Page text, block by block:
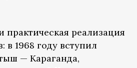
практическая реализация
в 1968 году вступил
— Караганда,